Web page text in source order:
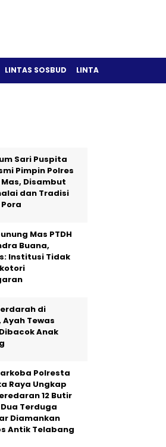
LINTAS SOSBUD LINTAS OLAH RAGA
Sari Puspita
Pimpin Polres
Disambut
dan Tradisi
Mas PTDH
Buana,
Institusi Tidak
di
Ayah Tewas
Anak
Polresta
Raya Ungkap
12 Butir
Terduga
Diamankan
Antik Telabang